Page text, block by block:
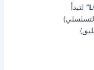
لتبدأ